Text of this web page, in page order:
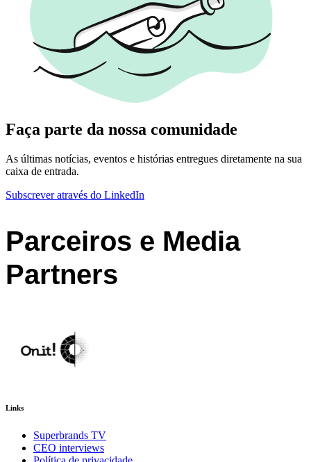
Faça parte da nossa comunidade
As últimas notícias, eventos e histórias entregues diretamente na sua
caixa de entrada.
Subscrever através do LinkedIn
Parceiros e Media
Partners
Links
Superbrands TV
CEO interviews